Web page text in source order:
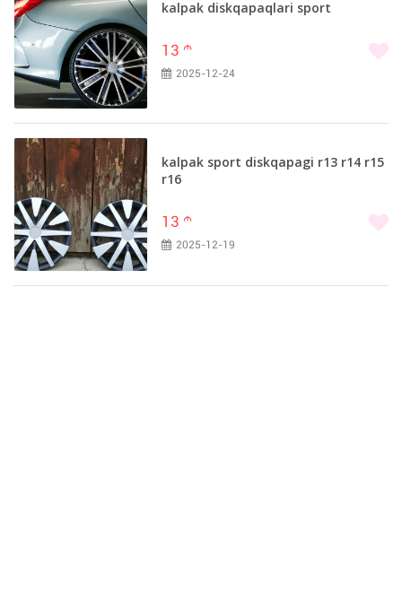
kalpak diskqapaqlari sport
13 m
2025-12-24
kalpak sport diskqapagi r13 r14 r15
r16
13 m
2025-12-19